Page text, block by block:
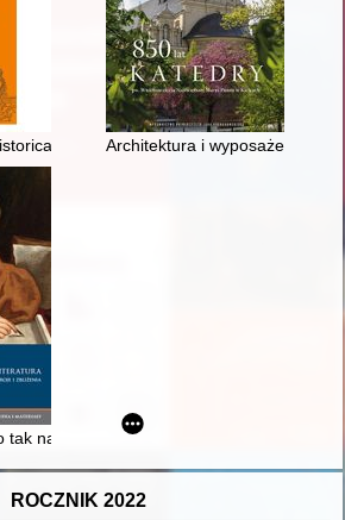
interpretation : in search of a
Architektura i wyposażenie
tak naprawdę nie było : polscy Wazowie i
ROCZNIK 2022